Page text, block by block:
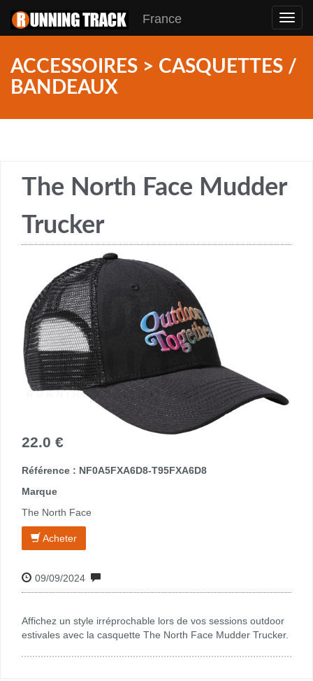
France
ACCESSOIRES > CASQUETTES /
BANDEAUX
The North Face Mudder
Trucker
22.0 €
Référence : NF0A5FXA6D8-T95FXA6D8
Marque
The North Face
Acheter
09/09/2024
Affichez un style irréprochable lors de vos sessions outdoor
estivales avec la casquette The North Face Mudder Trucker.